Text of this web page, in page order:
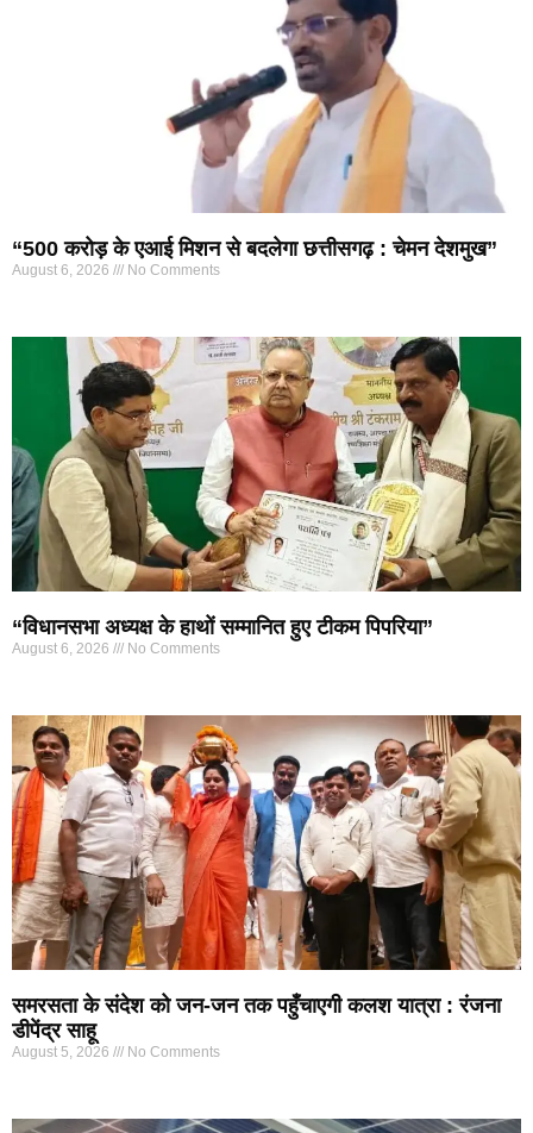
“500 करोड़ के एआई मिशन से बदलेगा छत्तीसगढ़ : चेमन देशमुख”
August 6, 2026 No Comments
“विधानसभा अध्यक्ष के हाथों सम्मानित हुए टीकम पिपरिया”
August 6, 2026 No Comments
समरसता के संदेश को जन-जन तक पहुँचाएगी कलश यात्रा : रंजना
डीपेंद्र साहू
August 5, 2026 No Comments